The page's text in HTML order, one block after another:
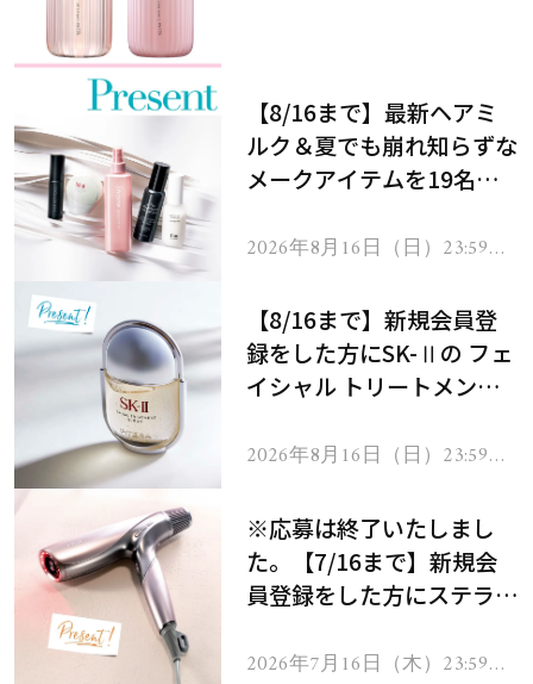
【8/16まで】最新ヘアミ
ルク＆夏でも崩れ知らずな
メークアイテムを19名様
2026年8月16日（日）23:59ま
【8/16まで】新規会員登
録をした方にSK-Ⅱの フェ
イシャル トリートメント
2026年8月16日（日）23:59ま
※応募は終了いたしまし
た。【7/16まで】新規会
員登録をした方にステラボ
ヘアドライヤー ジュエル
2026年7月16日（木）23:59ま